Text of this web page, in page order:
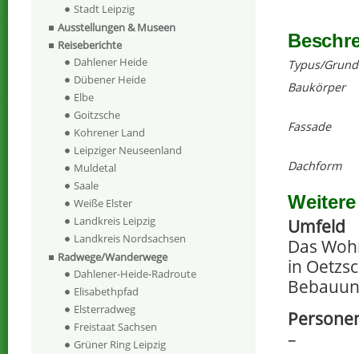
Typus/
Baukörper
Fassade
Dachform
Umfeld
Das
in
–
Stadt Leipzig
Ausstellungen & Museen
Reiseberichte
Dahlener Heide
Dübener Heide
Elbe
Goitzsche
Kohrener Land
Leipziger Neuseenland
Muldetal
Saale
Weiße Elster
Landkreis Leipzig
Landkreis Nordsachsen
Radwege/Wanderwege
Dahlener-Heide-Radroute
Elisabethpfad
Elsterradweg
Freistaat Sachsen
Grüner Ring Leipzig